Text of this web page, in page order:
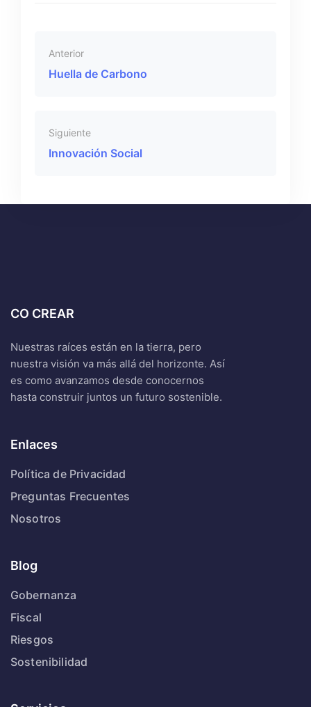
Anterior
Huella de Carbono
Siguiente
Innovación Social
CO CREAR
Nuestras raíces están en la tierra, pero
nuestra visión va más allá del horizonte. Así
es como avanzamos desde conocernos
hasta construir juntos un futuro sostenible.
Enlaces
Política de Privacidad
Preguntas Frecuentes
Nosotros
Blog
Gobernanza
Fiscal
Riesgos
Sostenibilidad